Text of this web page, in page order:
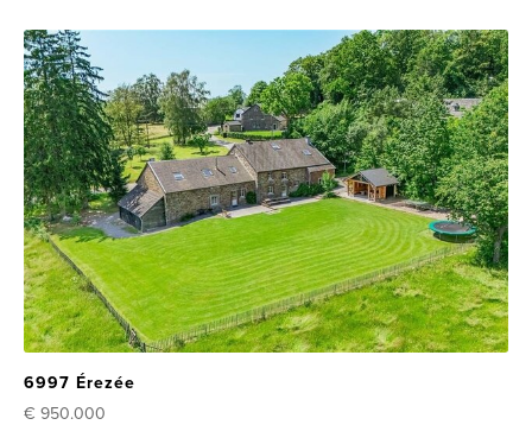
6997 Érezée
€ 950.000